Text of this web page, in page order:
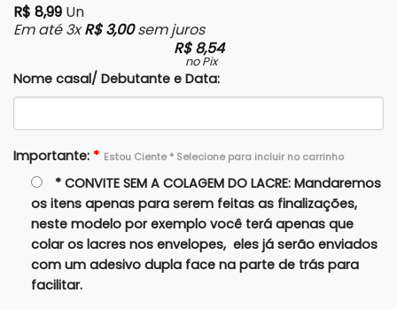
R$ 8,99 Un
Em até 3xR$3,00sem juros
R$8,54
no Pix
Nome casal/ Debutante e Data:
Importante: * Estou Ciente * Selecione para incluir no carrinho
* CONVITE SEM A COLAGEM DO LACRE: Mandaremos
os itens apenas para serem feitas as finalizações,
neste modelo por exemplo você terá apenas que
colar os lacres nos envelopes, eles já serão enviados
com um adesivo dupla face na parte de trás para
facilitar.